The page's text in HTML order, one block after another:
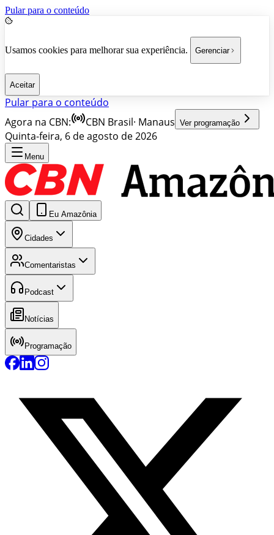
Pular para o conteúdo
Usamos cookies para melhorar sua experiência. Gerenciar
Aceitar
Pular para o conteúdo
Agora na CBN:
CBN Brasil· Manaus Ver programação
Quinta-feira, 6 de agosto de 2026
Menu
Eu Amazônia
Cidades
Comentaristas
Podcast
Notícias
Programação